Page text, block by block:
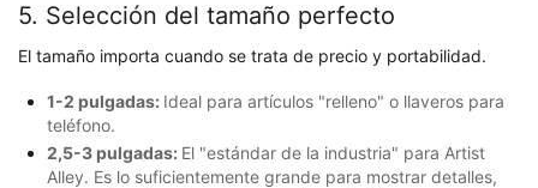
5. Selección del tamaño perfecto
El tamaño importa cuando se trata de precio y portabilidad.
1-2 pulgadas: Ideal para artículos "relleno" o llaveros para
teléfono.
2,5-3 pulgadas: El "estándar de la industria" para Artist
Alley. Es lo suficientemente grande para mostrar detalles,